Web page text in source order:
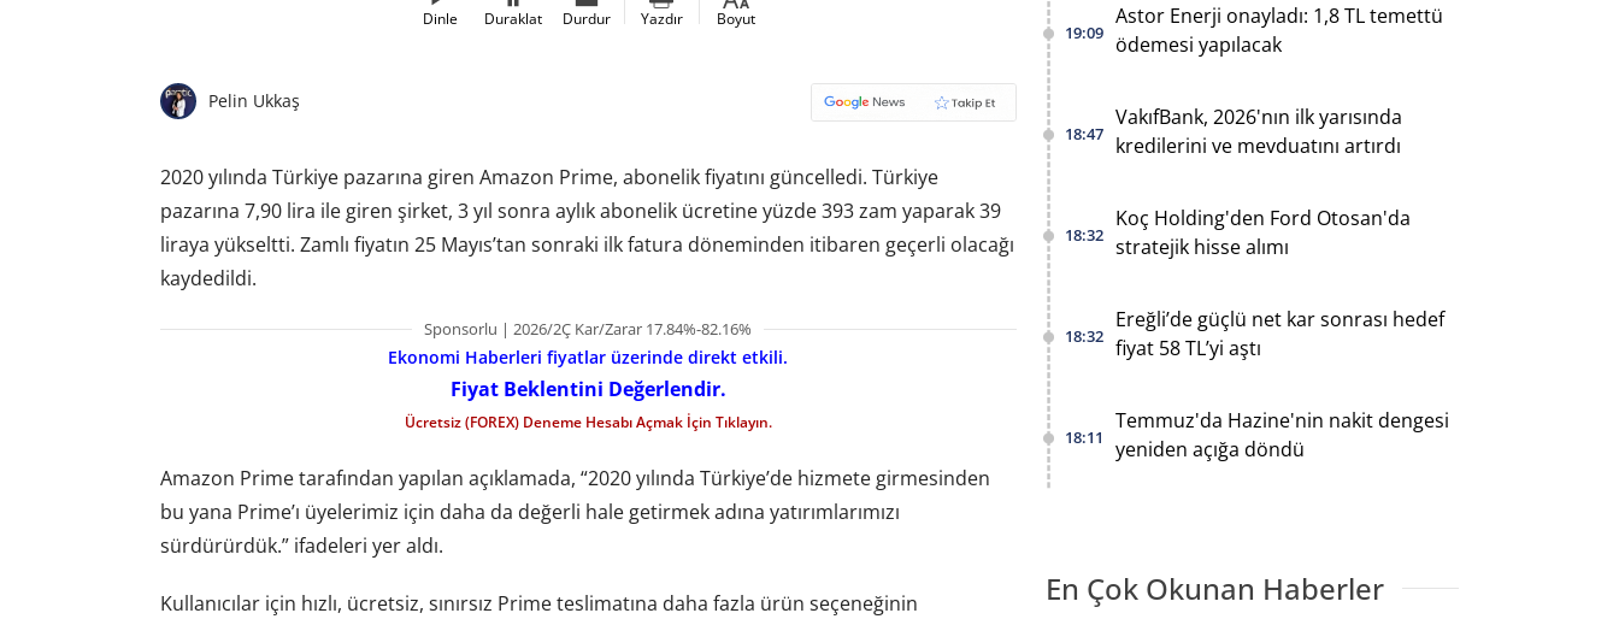
Dinle Duraklat Durdur Yazdır Boyut
Pelin Ukkaş
2020 yılında Türkiye pazarına giren Amazon Prime, abonelik fiyatını güncelledi. Türkiye
pazarına 7,90 lira ile giren şirket, 3 yıl sonra aylık abonelik ücretine yüzde 393 zam yaparak 39
liraya yükseltti. Zamlı fiyatın 25 Mayıs’tan sonraki ilk fatura döneminden itibaren geçerli olacağı
kaydedildi.
Sponsorlu | 2026/2Ç Kar/Zarar 17.84%-82.16%
Ekonomi Haberleri fiyatlar üzerinde direkt etkili.
Fiyat Beklentini Değerlendir.
Ücretsiz (FOREX) Deneme Hesabı Açmak İçin Tıklayın.
Amazon Prime tarafından yapılan açıklamada, “2020 yılında Türkiye’de hizmete girmesinden
bu yana Prime’ı üyelerimiz için daha da değerli hale getirmek adına yatırımlarımızı
sürdürürdük.” ifadeleri yer aldı.
Kullanıcılar için hızlı, ücretsiz, sınırsız Prime teslimatına daha fazla ürün seçeneğinin
19:09
Astor Enerji onayladı: 1,8 TL temettü
ödemesi yapılacak
18:47
VakıfBank, 2026'nın ilk yarısında
kredilerini ve mevduatını artırdı
18:32
Koç Holding'den Ford Otosan'da
stratejik hisse alımı
18:32
Ereğli’de güçlü net kar sonrası hedef
fiyat 58 TL’yi aştı
18:11
Temmuz'da Hazine'nin nakit dengesi
yeniden açığa döndü
En Çok Okunan Haberler